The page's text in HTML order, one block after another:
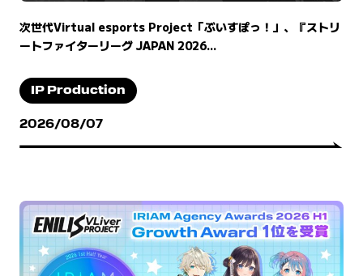
次世代Virtual esports Project「ぶいすぽっ！」、『ストリ
ートファイターリーグ JAPAN 2026...
IP Production
2026/08/07